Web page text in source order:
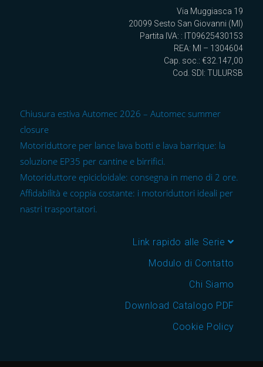
Via Muggiasca 19
20099 Sesto San Giovanni (MI)
Partita IVA: : IT09625430153
REA: MI – 1304604
Cap. soc.: €32.147,00
Cod. SDI: TULURSB
Chiusura estiva Automec 2026 – Automec summer
closure
Motoriduttore per lance lava botti e lava barrique: la
soluzione EP35 per cantine e birrifici.
Motoriduttore epicicloidale: consegna in meno di 2 ore.
Affidabilità e coppia costante: i motoriduttori ideali per
nastri trasportatori.
Link rapido alle Serie
Modulo di Contatto
Chi Siamo
Download Catalogo PDF
Cookie Policy